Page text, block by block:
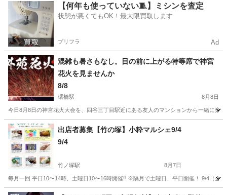
東京 世田谷区 地域/お祭り 文化祭
【何年も使っていない🧵】ミシンを査定
状態が悪くてもOK！最大限買取します
プリフラ Ad
混雑も暑さもなし。目の前に上がる特等席で神宮
花火を見ませんか
8/8
曙橋駅 8月8日
今日8月8日の神宮花火大会を、四谷三丁目駅近にある友人のマンションから一緒に楽
東京 新宿区 曙橋駅 地域/お祭り 花火大会
出店者募集【竹の塚】小粋マルシェ9/4
9/4
竹ノ塚駅 8月7日
毎月一回 平日10〜14時、土曜日10〜16時開催‼️ ※隔月で土曜日、平日開催！ 9/4（金